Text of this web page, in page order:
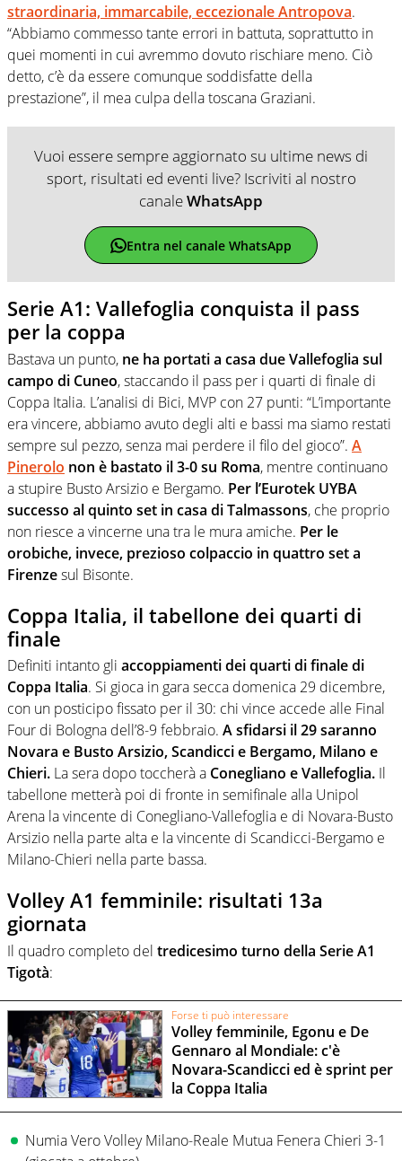
straordinaria, immarcabile, eccezionale Antropova.
“Abbiamo commesso tante errori in battuta, soprattutto in
quei momenti in cui avremmo dovuto rischiare meno. Ciò
detto, c’è da essere comunque soddisfatte della
prestazione”, il mea culpa della toscana Graziani.
Vuoi essere sempre aggiornato su ultime news di
sport, risultati ed eventi live? Iscriviti al nostro
canaleWhatsApp
Entra nel canale WhatsApp
Serie A1: Vallefoglia conquista il pass
per la coppa
Bastava un punto, ne ha portati a casa due Vallefoglia sul
campo di Cuneo, staccando il pass per i quarti di finale di
Coppa Italia. L’analisi di Bici, MVP con 27 punti: “L’importante
era vincere, abbiamo avuto degli alti e bassi ma siamo restati
sempre sul pezzo, senza mai perdere il filo del gioco”. A
Pinerolo non è bastato il 3-0 su Roma, mentre continuano
a stupire Busto Arsizio e Bergamo. Per l’Eurotek UYBA
successo al quinto set in casa di Talmassons, che proprio
non riesce a vincerne una tra le mura amiche. Per le
orobiche, invece, prezioso colpaccio in quattro set a
Firenzesul Bisonte.
Coppa Italia, il tabellone dei quarti di
finale
Definiti intanto gli accoppiamenti dei quarti di finale di
Coppa Italia. Si gioca in gara secca domenica 29 dicembre,
con un posticipo fissato per il 30: chi vince accede alle Final
Four di Bologna dell’8-9 febbraio. A sfidarsi il 29 saranno
Novara e Busto Arsizio, Scandicci e Bergamo, Milano e
Chieri. La sera dopo toccherà a Conegliano e Vallefoglia. Il
tabellone metterà poi di fronte in semifinale alla Unipol
Arena la vincente di Conegliano-Vallefoglia e di Novara-Busto
Arsizio nella parte alta e la vincente di Scandicci-Bergamo e
Milano-Chieri nella parte bassa.
Volley A1 femminile: risultati 13a
giornata
Il quadro completo del tredicesimo turno della Serie A1
Tigotà:
Forse ti può interessare
Volley femminile, Egonu e De
Gennaro al Mondiale: c'è
Novara-Scandicci ed è sprint per
la Coppa Italia
Numia Vero Volley Milano-Reale Mutua Fenera Chieri 3-1